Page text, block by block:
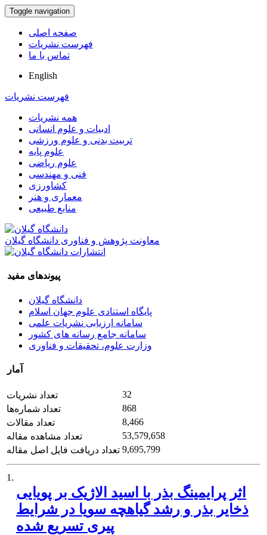
Toggle navigation
صفحه اصلی
فهرست نشریات
تماس با ما
English
فهرست نشریات
همه نشریات
ادبیات و علوم انسانی
تربیت بدنی و علوم ورزشی
علوم پایه
علوم ریاضی
فنی و مهندسی
کشاورزی
معماری و هنر
منابع طبیعی
معاونت پژوهش و فناوری دانشگاه گیلان
پیوندهای مفید
دانشگاه گیلان
پایگاه استنادی علوم جهان اسلام
سامانه ارزیابی نشریات علمی
سامانه جامع رسانه های کشور
وزارت علوم، تحقیقات و فناوری
آمار
تعداد نشریات
32
تعداد شماره‌ها
868
تعداد مقالات
8,466
تعداد مشاهده مقاله
53,579,658
تعداد دریافت فایل اصل مقاله 9,695,799
1.
اثر پرایمینگ بذر با اسید الاژیک بر پویایی
ذخایر بذر و رشد گیاهچه سویا در شرایط
پیری تسریع شده